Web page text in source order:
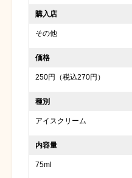
購入店
その他
価格
250円（税込270円）
種別
アイスクリーム
内容量
75ml